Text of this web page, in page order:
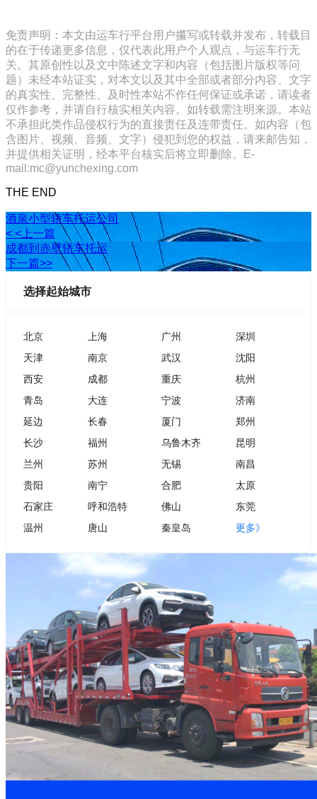
免责声明：本文由运车行平台用户攥写或转载并发布，转载目
的在于传递更多信息，仅代表此用户个人观点，与运车行无
关。其原创性以及文中陈述文字和内容（包括图片版权等问
题）未经本站证实，对本文以及其中全部或者部分内容、文字
的真实性、完整性、及时性本站不作任何保证或承诺，请读者
仅作参考，并请自行核实相关内容。如转载需注明来源。本站
不承担此类作品侵权行为的直接责任及连带责任。如内容（包
含图片、视频、音频、文字）侵犯到您的权益，请来邮告知，
并提供相关证明，经本平台核实后将立即删除。E-
mail:mc@yunchexing.com
THE END
酒泉小型轿车托运公司
< <上一篇
成都到赤壁轿车托运
下一篇>>
选择起始城市
北京 上海 广州
深圳
天津
南京 武汉
沈阳
西安
成都 重庆
杭州
青岛
大连 宁波
济南
延边
长春 厦门
郑州
长沙
福州 乌鲁木齐
昆明
兰州
苏州 无锡
南昌
贵阳
南宁 合肥
太原
石家庄
呼和浩特 佛山
东莞
温州
唐山 秦皇岛 更多》